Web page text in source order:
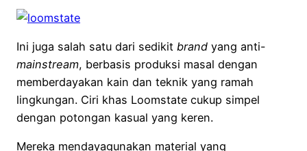
Ini juga salah satu dari sedikit brand yang anti-
mainstream, berbasis produksi masal dengan
memberdayakan kain dan teknik yang ramah
lingkungan. Ciri khas Loomstate cukup simpel
dengan potongan kasual yang keren.
Mereka mendayagunakan material yang